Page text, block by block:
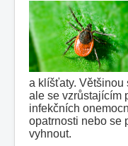
a klíšťaty. Většinou
ale se vzrůstajícím
infekčních
opatrnosti nebo se
vyhnout.